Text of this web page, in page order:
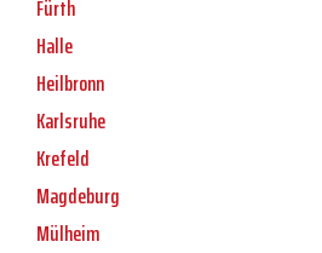
Fürth
Halle
Heilbronn
Karlsruhe
Krefeld
Magdeburg
Mülheim